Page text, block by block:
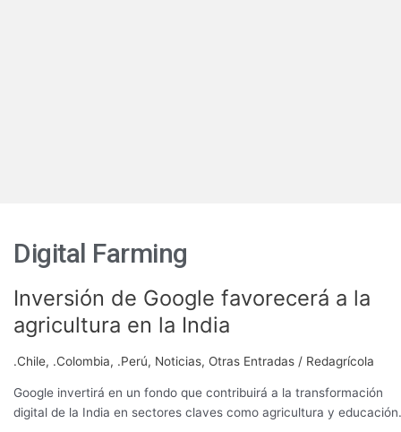
Digital Farming
Inversión de Google favorecerá a la
agricultura en la India
.Chile, .Colombia, .Perú, Noticias, Otras Entradas / Redagrícola
Google invertirá en un fondo que contribuirá a la transformación
digital de la India en sectores claves como agricultura y educación.
Inversión
Google
favorecerá
la
agricultura